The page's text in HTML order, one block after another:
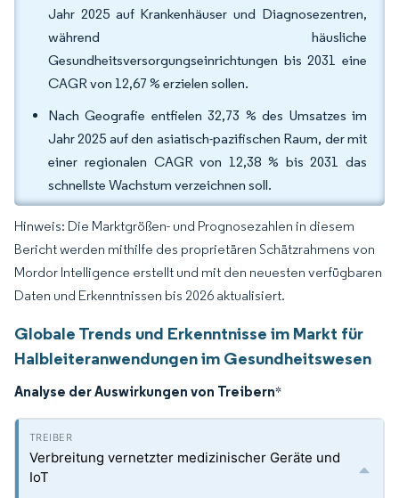
Jahr 2025 auf Krankenhäuser und Diagnosezentren,
während häusliche
Gesundheitsversorgungseinrichtungen bis 2031 eine
CAGR von 12,67 % erzielen sollen.
Nach Geografie entfielen 32,73 % des Umsatzes im
Jahr 2025 auf den asiatisch-pazifischen Raum, der mit
einer regionalen CAGR von 12,38 % bis 2031 das
schnellste Wachstum verzeichnen soll.
Hinweis: Die Marktgrößen- und Prognosezahlen in diesem
Bericht werden mithilfe des proprietären Schätzrahmens von
Mordor Intelligence erstellt und mit den neuesten verfügbaren
Daten und Erkenntnissen bis 2026 aktualisiert.
Globale Trends und Erkenntnisse im Markt für
Halbleiteranwendungen im Gesundheitswesen
Analyse der Auswirkungen von Treibern*
Verbreitung vernetzter medizinischer Geräte und
IoT